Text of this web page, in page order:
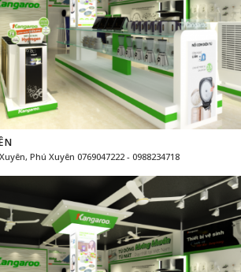
Phú Xuyên 0769047222 - 0988234718